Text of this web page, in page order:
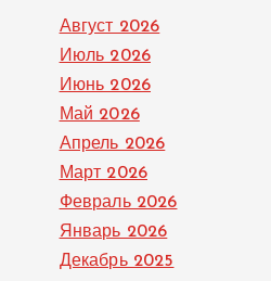
Август 2026
Июль 2026
Июнь 2026
Май 2026
Апрель 2026
Март 2026
Февраль 2026
Январь 2026
Декабрь 2025